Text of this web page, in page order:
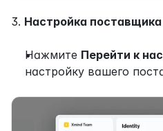
3. Настройка поставщика
Нажмите Перейти к
настройку вашего